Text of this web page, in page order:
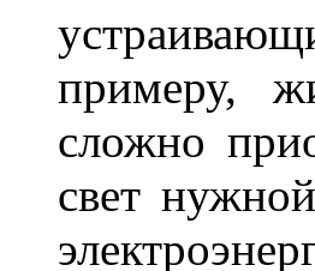
примеру,
сложно
свет